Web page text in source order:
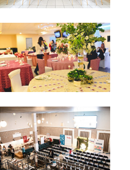
91 фото
14 фото